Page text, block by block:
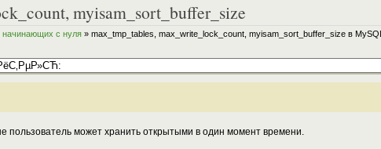
myisam_sort_buffer_size
начинающих с нуля » max_tmp_tables, max_write_lock_count, myisam_sort_buffer_size в MySQL
пользователь может хранить открытыми в один момент времени.